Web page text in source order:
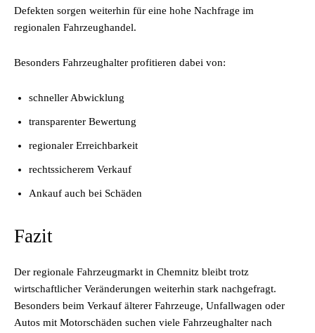
Defekten sorgen weiterhin für eine hohe Nachfrage im
regionalen Fahrzeughandel.
Besonders Fahrzeughalter profitieren dabei von:
schneller Abwicklung
transparenter Bewertung
regionaler Erreichbarkeit
rechtssicherem Verkauf
Ankauf auch bei Schäden
Fazit
Der regionale Fahrzeugmarkt in Chemnitz bleibt trotz
wirtschaftlicher Veränderungen weiterhin stark nachgefragt.
Besonders beim Verkauf älterer Fahrzeuge, Unfallwagen oder
Autos mit Motorschäden suchen viele Fahrzeughalter nach